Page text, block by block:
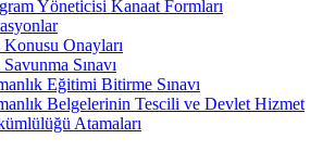
Yöneticisi Kanaat Formları
Konusu Onayları
Sınavı
Eğitimi Bitirme Sınavı
Belgelerinin Tescili ve Devlet Hizmet
Atamaları